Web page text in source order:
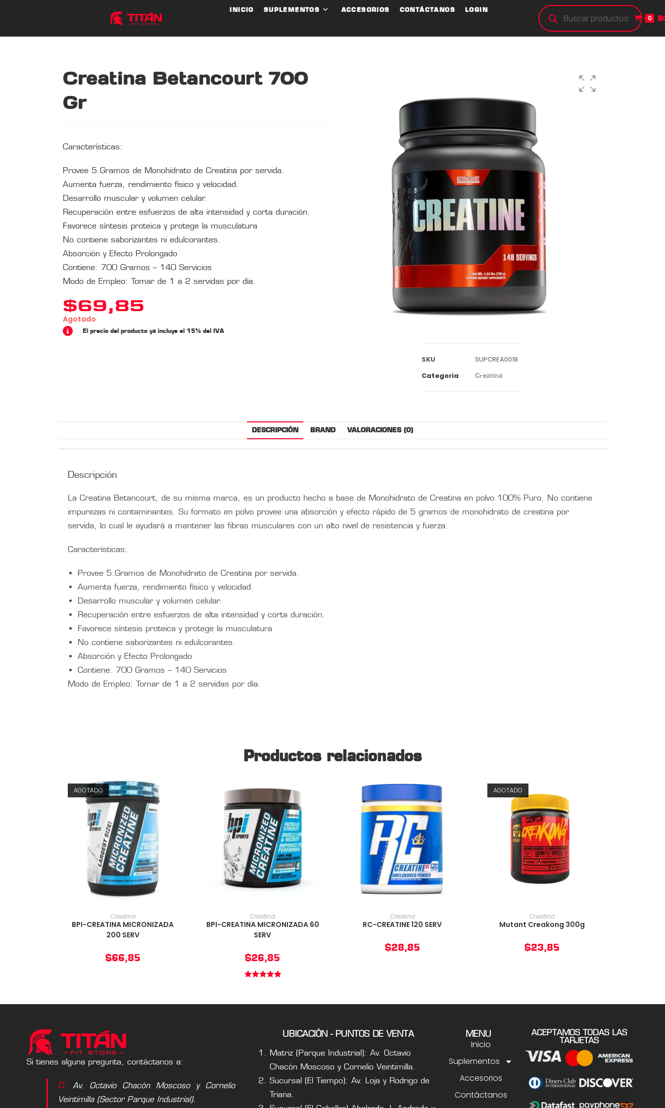
INICIO SUPLEMENTOS ACCESORIOS CONTÁCTANOS LOGIN
0 $
Creatina Betancourt 700
Gr
Características:
Provee 5.Gramos de Monohidrato de Creatina por servida.
Aumenta fuerza, rendimiento físico y velocidad.
Desarrollo muscular y volumen celular.
Recuperación entre esfuerzos de alta intensidad y corta duración.
Favorece síntesis proteica y protege la musculatura
No contiene saborizantes ni edulcorantes.
Absorción y Efecto Prolongado
Contiene: 700 Gramos – 140 Servicios
Modo de Empleo: Tomar de 1 a 2 servidas por día.
$69,85
Agotado
El precio del producto ya incluye el 15% del IVA
SKU
SUPCREA0018
Categoria
Creatina
DESCRIPCIÓN BRAND VALORACIONES (0)
Descripción
La Creatina Betancourt, de su misma marca, es un producto hecho a base de Monohidrato de Creatina en polvo 100% Puro. No contiene
impurezas ni contaminantes. Su formato en polvo provee una absorción y efecto rápido de 5 gramos de monohidrato de creatina por
servida, lo cual le ayudará a mantener las fibras musculares con un alto nivel de resistencia y fuerza.
Características:
Provee 5.Gramos de Monohidrato de Creatina por servida.
Aumenta fuerza, rendimiento físico y velocidad.
Desarrollo muscular y volumen celular.
Recuperación entre esfuerzos de alta intensidad y corta duración.
Favorece síntesis proteica y protege la musculatura
No contiene saborizantes ni edulcorantes.
Absorción y Efecto Prolongado
Contiene: 700 Gramos – 140 Servicios
Modo de Empleo: Tomar de 1 a 2 servidas por día.
Productos relacionados
AGOTADO
AÑADIR AL CARRITO
Creatina
BPI-CREATINA MICRONIZADA
200 SERV
$66,85
AÑADIR AL CARRITO
Creatina
BPI-CREATINA MICRONIZADA 60
SERV
$26,85
AÑADIR AL CARRITO
Creatina
RC-CREATINE 120 SERV
$28,85
AGOTADO
AÑADIR AL CARRITO
Creatina
Mutant Creakong 300g
$23,85
Si tienes alguna pregunta, contáctanos a:
D. Av. Octavio Chacón Moscoso y Cornelio
Veintimilla (Sector Parque Industrial).
UBICACIÓN - PUNTOS DE VENTA
Matriz (Parque Industrial): Av. Octavio
Chacón Moscoso y Cornelio Veintimilla.
Sucursal (El Tiempo): Av. Loja y Rodrigo de
Triana.
MENU
Inicio
Suplementos
Accesorios
Contáctanos
ACEPTAMOS TODAS LAS
TARJETAS